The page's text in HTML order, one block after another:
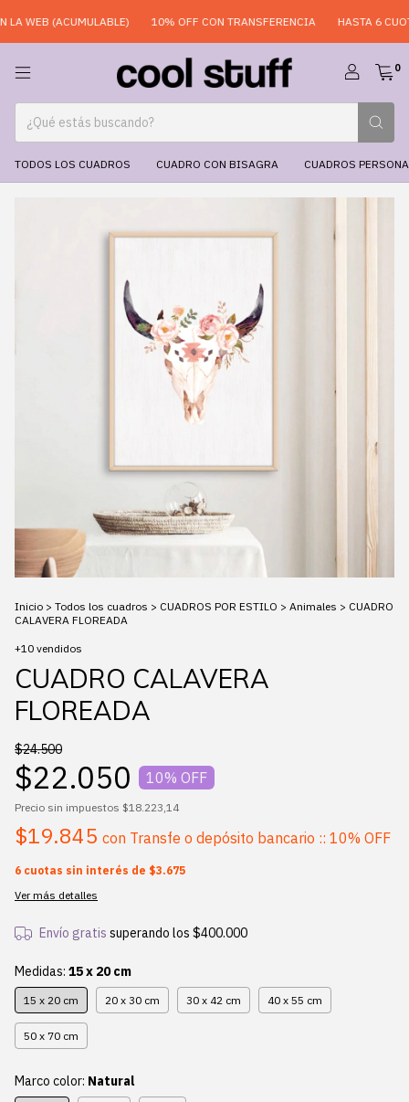
WEB (ACUMULABLE) 10% OFF CON TRANSFERENCIA HASTA 6
0
TODOS LOS CUADROS CUADRO CON BISAGRA CUADROS
Inicio > Todos los cuadros > CUADROS POR ESTILO > Animales > CUADRO
CALAVERA FLOREADA
+10 vendidos
CUADRO CALAVERA
FLOREADA
$24.500
$22.050 10% OFF
Precio sin impuestos $18.223,14
$19.845 con Transfe o depósito bancario :: 10% OFF
6 cuotas sin interés de $3.675
Ver más detalles
Envío gratis superando los $400.000
Medidas: 15 x 20 cm
15 x 20 cm 20 x 30 cm 30 x 42 cm 40 x 55 cm
50 x 70 cm
Marco color: Natural